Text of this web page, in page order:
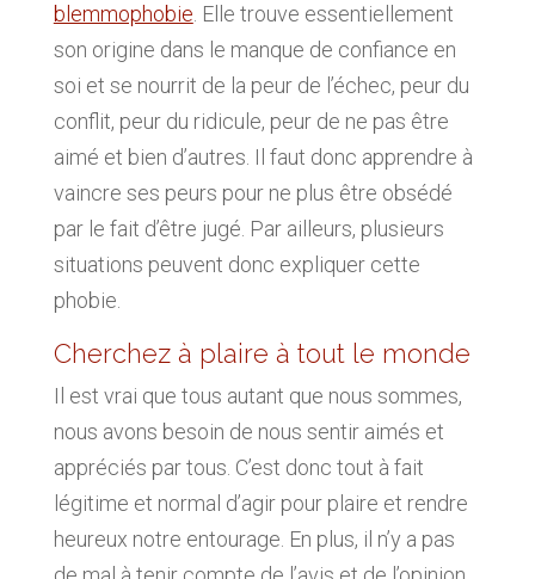
blemmophobie. Elle trouve essentiellement
son origine dans le manque de confiance en
soi et se nourrit de la peur de l’échec, peur du
conflit, peur du ridicule, peur de ne pas être
aimé et bien d’autres. Il faut donc apprendre à
vaincre ses peurs pour ne plus être obsédé
par le fait d’être jugé. Par ailleurs, plusieurs
situations peuvent donc expliquer cette
phobie.
Cherchez à plaire à tout le monde
Il est vrai que tous autant que nous sommes,
nous avons besoin de nous sentir aimés et
appréciés par tous. C’est donc tout à fait
légitime et normal d’agir pour plaire et rendre
heureux notre entourage. En plus, il n’y a pas